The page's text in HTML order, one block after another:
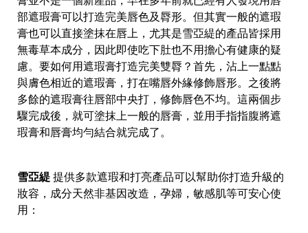
部遮瑕膏可以打造完美唇色及脣形。但其實一般的遮瑕
膏也可以直接塗抹在唇上，尤其是雪亞緹的產品皆採用
無毒草本成分，因此即使吃下肚也不用擔心有健康的疑
慮。要如何用遮瑕膏打造完美雙脣？首先，沾上一點點
與膚色相近的遮瑕膏，打在嘴唇外緣修飾唇形。之後將
多餘的遮瑕膏往唇部中央打，修飾唇色不均。這兩個步
驟完成後，就可塗抹上一般的唇膏，並用手指指腹將遮
瑕膏和唇膏均勻結合就完成了。
雪亞緹 提供多款遮瑕和打亮產品可以幫助你打造升級的
妝容，成分天然非基因改造，孕婦，敏感肌等可安心使
用：